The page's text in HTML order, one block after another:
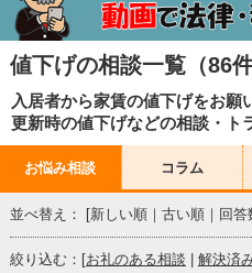
値下げの相談一覧（86件
入居者から家賃の値下げをお
更新時の値下げなどの相談・ト
お悩み相談 コラム
並べ替え： [新しい順｜ 古い順｜ 回答
絞り込む：[お礼のある相談 | 解決済